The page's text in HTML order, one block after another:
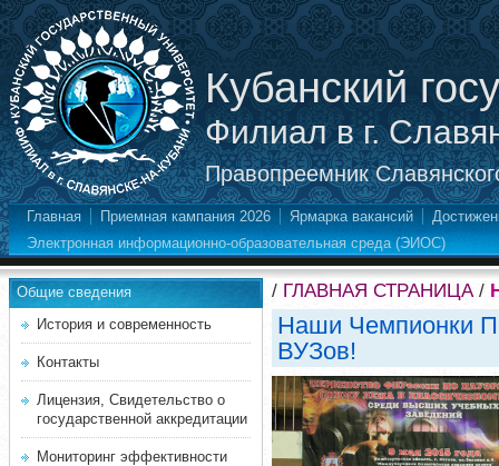
Кубанский
Филиал в г.
Правопреемник
Главная Приемная кампания 2026 Ярмарка вакансий
Электронная информационно-образовательная среда (ЭИОС)
Общие сведения
История и современность
Контакты
Лицензия, Свидетельство о
государственной аккредитации
Мониторинг эффективности
/ ГЛАВНАЯ СТРАНИЦА/
Наши Чемпионки
ВУЗов!